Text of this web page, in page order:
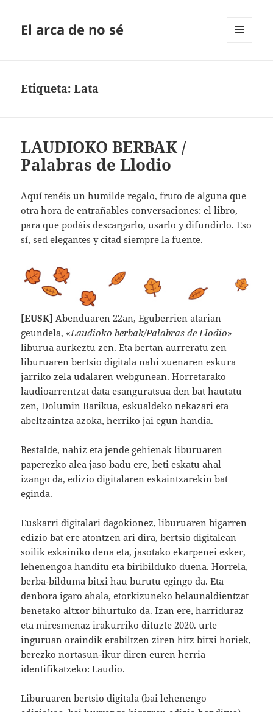
El arca de no sé
Etiqueta:Lata
LAUDIOKO BERBAK /
Palabras de Llodio
Aquí tenéis un humilde regalo, fruto de alguna que
otra hora de entrañables conversaciones: el libro,
para que podáis descargarlo, usarlo y difundirlo. Eso
sí, sed elegantes y citad siempre la fuente.
[EUSK] Abenduaren 22an, Eguberrien atarian
geundela, «Laudioko berbak/Palabras de Llodio»
liburua aurkeztu zen. Eta bertan aurreratu zen
liburuaren bertsio digitala nahi zuenaren eskura
jarriko zela udalaren webgunean. Horretarako
laudioarrentzat data esanguratsua den bat hautatu
zen, Dolumin Barikua, eskualdeko nekazari eta
abeltzaintza azoka, herriko jai egun handia.
Bestalde, nahiz eta jende gehienak liburuaren
paperezko alea jaso badu ere, beti eskatu ahal
izango da, edizio digitalaren eskaintzarekin bat
eginda.
Euskarri digitalari dagokionez, liburuaren bigarren
edizio bat ere atontzen ari dira, bertsio digitalean
soilik eskainiko dena eta, jasotako ekarpenei esker,
lehenengoa handitu eta biribilduko duena. Horrela,
berba-bilduma bitxi hau burutu egingo da. Eta
denbora igaro ahala, etorkizuneko belaunaldientzat
benetako altxor bihurtuko da. Izan ere, harriduraz
eta miresmenaz irakurriko dituzte 2020. urte
inguruan oraindik erabiltzen ziren hitz bitxi horiek,
berezko nortasun-ikur diren euren herria
identifikatzeko: Laudio.
Liburuaren bertsio digitala (bai lehenengo